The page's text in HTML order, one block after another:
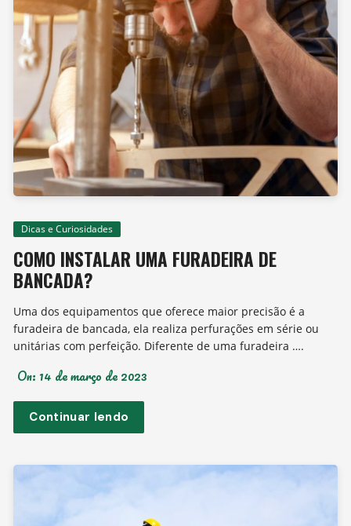
Dicas e Curiosidades
COMO INSTALAR UMA FURADEIRA DE
BANCADA?
Uma dos equipamentos que oferece maior precisão é a
furadeira de bancada, ela realiza perfurações em série ou
unitárias com perfeição. Diferente de uma furadeira ….
On: 14 de março de 2023
Continuar lendo